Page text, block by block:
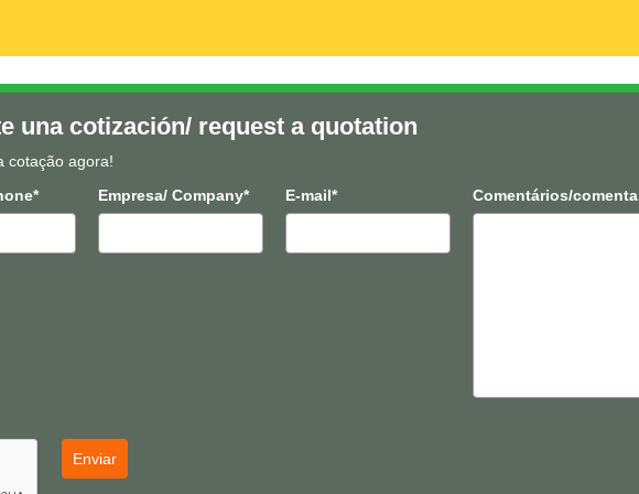
una cotización/ request a quotation
cotação agora!
Empresa/ Company* E-mail* Comentários/
Enviar